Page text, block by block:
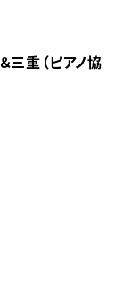
重（ピアノ協